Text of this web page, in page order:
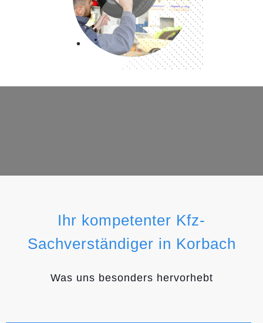
Ihr kompetenter Kfz-
Sachverständiger in Korbach
Was uns besonders hervorhebt